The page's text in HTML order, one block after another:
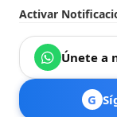
Activar
Únete a
G